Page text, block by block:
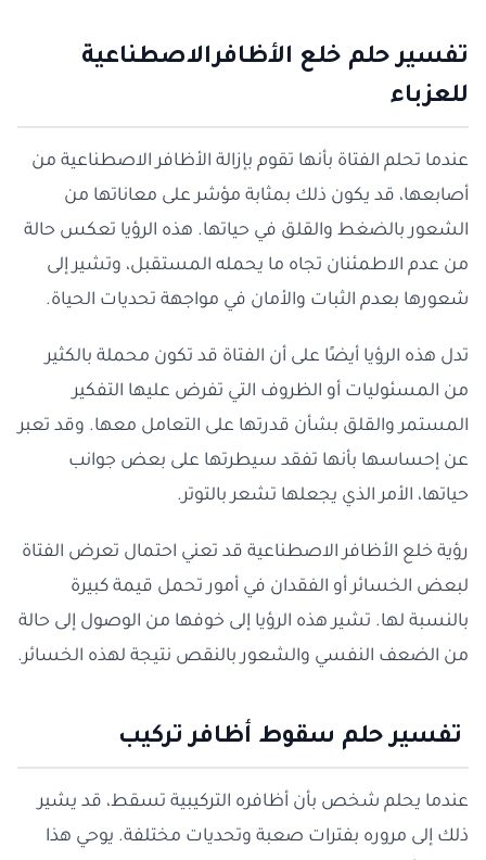
تفسير حلم خلع الأظافرالاصطناعية
للعزباء
عندما تحلم الفتاة بأنها تقوم بإزالة الأظافر الاصطناعية من
أصابعها، قد يكون ذلك بمثابة مؤشر على معاناتها من
الشعور بالضغط والقلق في حياتها. هذه الرؤيا تعكس حالة
من عدم الاطمئنان تجاه ما يحمله المستقبل، وتشير إلى
شعورها بعدم الثبات والأمان في مواجهة تحديات الحياة.
تدل هذه الرؤيا أيضًا على أن الفتاة قد تكون محملة بالكثير
من المسئوليات أو الظروف التي تفرض عليها التفكير
المستمر والقلق بشأن قدرتها على التعامل معها. وقد تعبر
عن إحساسها بأنها تفقد سيطرتها على بعض جوانب
حياتها، الأمر الذي يجعلها تشعر بالتوتر.
رؤية خلع الأظافر الاصطناعية قد تعني احتمال تعرض الفتاة
لبعض الخسائر أو الفقدان في أمور تحمل قيمة كبيرة
بالنسبة لها. تشير هذه الرؤيا إلى خوفها من الوصول إلى حالة
من الضعف النفسي والشعور بالنقص نتيجة لهذه الخسائر.
تفسير حلم سقوط أظافر تركيب
عندما يحلم شخص بأن أظافره التركيبية تسقط، قد يشير
ذلك إلى مروره بفترات صعبة وتحديات مختلفة. يوحي هذا